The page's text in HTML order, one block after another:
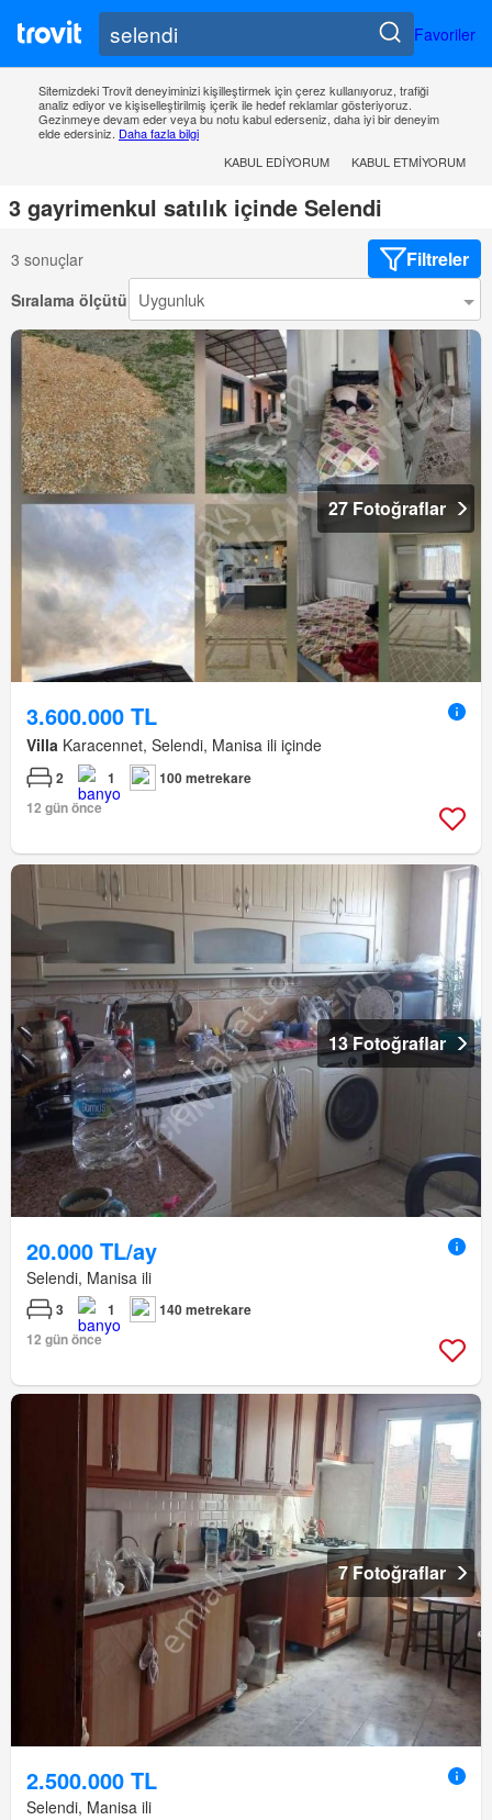
Favoriler
Sitemizdeki Trovit deneyiminizi kişilleştirmek için çerez kullanıyoruz, trafiği
analiz ediyor ve kişiselleştirilmiş içerik ile hedef reklamlar gösteriyoruz.
Gezinmeye devam eder veya bu notu kabul ederseniz, daha iyi bir deneyim
elde edersiniz. Daha fazla bilgi
KABUL EDIYORUM
KABUL ETMIYORUM
3 gayrimenkul satılık içinde Selendi
3 sonuçlar Filtreler
Sıralama ölçütü
27 Fotoğraflar
3.600.000 TL
Villa Karacennet, Selendi, Manisa ili içinde
2 1
100 metrekare
12 gün önce
13 Fotoğraflar
20.000 TL/ay
Selendi, Manisa ili
3 1
140 metrekare
12 gün önce
7 Fotoğraflar
2.500.000 TL
Selendi, Manisa ili